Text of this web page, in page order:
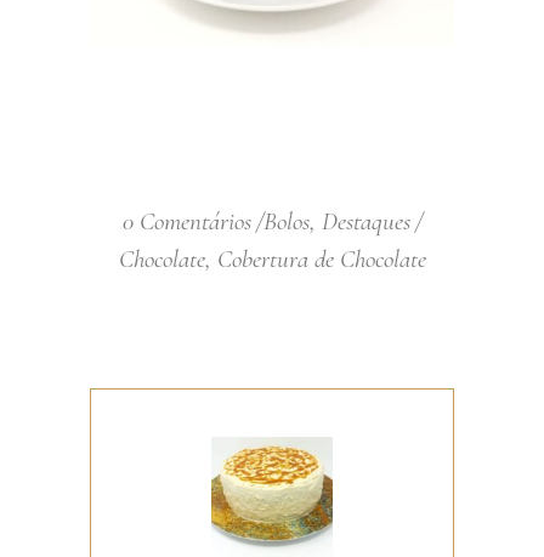
0 Comentários Bolos, Destaques
Chocolate, Cobertura de Chocolate